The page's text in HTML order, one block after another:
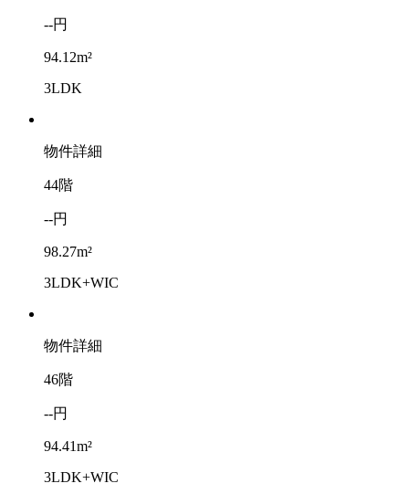
--円
94.12m²
3LDK
物件詳細
44階
--円
98.27m²
3LDK+WIC
物件詳細
46階
--円
94.41m²
3LDK+WIC